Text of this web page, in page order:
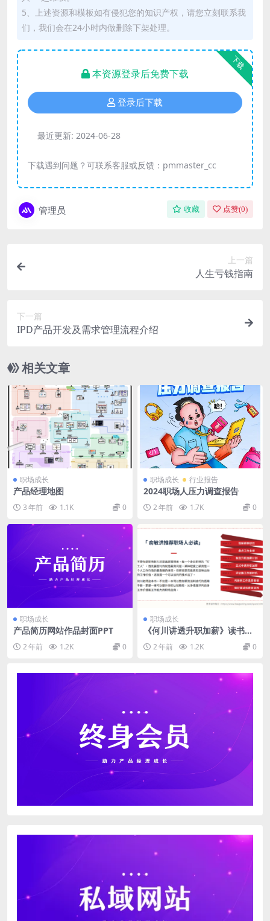
5、上述资源和模板如有侵犯您的知识产权，请您立刻联系我
们，我们会在24小时内做删除下架处理。
下载
本资源登录后免费下载
登录后下载
最近更新: 2024-06-28
下载遇到问题？可联系客服或反馈：pmmaster_cc
管理员 收藏 点赞(0)
上一篇
人生亏钱指南
下一篇
IPD产品开发及需求管理流程介绍
相关文章
职场成长
产品经理地图
3 年前 1.1K 0
职场成长 行业报告
2024职场人压力调查报告
2 年前 1.7K 0
职场成长
产品简历网站作品封面PPT
2 年前 1.2K 0
职场成长
《何川讲透升职加薪》读书笔
2 年前 1.2K 0